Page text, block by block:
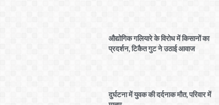
औद्योगिक गलियारे के विरोध में किसानों का
प्रदर्शन, टिकैत गुट ने उठाई आवाज
दुर्घटना में युवक की दर्दनाक मौत, परिवार में